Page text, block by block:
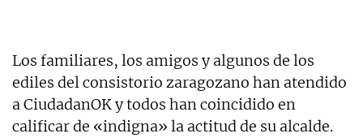
Los familiares, los amigos y algunos de los
ediles del consistorio zaragozano han atendido
a CiudadanOK y todos han coincidido en
calificar de «indigna» la actitud de su alcalde.